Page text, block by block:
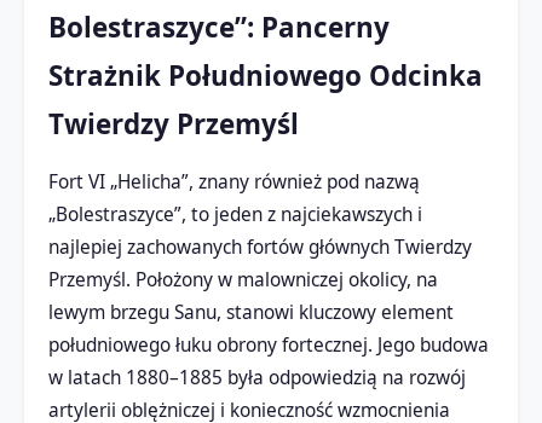
Bolestraszyce”: Pancerny
Strażnik Południowego Odcinka
Twierdzy Przemyśl
Fort VI „Helicha”, znany również pod nazwą
„Bolestraszyce”, to jeden z najciekawszych i
najlepiej zachowanych fortów głównych Twierdzy
Przemyśl. Położony w malowniczej okolicy, na
lewym brzegu Sanu, stanowi kluczowy element
południowego łuku obrony fortecznej. Jego budowa
w latach 1880–1885 była odpowiedzią na rozwój
artylerii oblężniczej i konieczność wzmocnienia